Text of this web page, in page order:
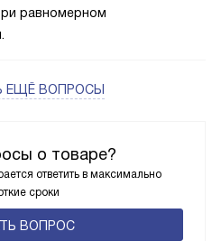
о товаре?
ответить в максимально
сроки
ВОПРОС
равномерном
ЕЩЁ ВОПРОСЫ